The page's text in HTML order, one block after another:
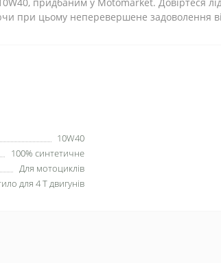
при цьому неперевершене задоволення
10W40
100% синтетичне
Для мотоциклів
для 4 T двигунів